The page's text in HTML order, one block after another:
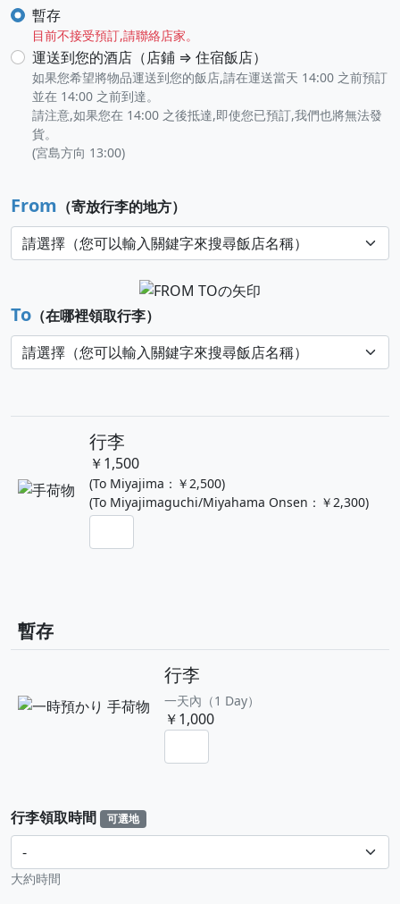
暫存
目前不接受預訂,請聯絡店家。
運送到您的酒店（店鋪 ⇒ 住宿飯店）
如果您希望將物品運送到您的飯店,請在運送當天 14:00 之前預訂
並在 14:00 之前到達。
請注意,如果您在 14:00 之後抵達,即使您已預訂,我們也將無法發
貨。
(宮島方向 13:00)
From （寄放行李的地方）
To （在哪裡領取行李）
行李
￥1,500
(To Miyajima：￥2,500)
(To Miyajimaguchi/Miyahama Onsen：￥2,300)
暫存
行李
一天內（1 Day）
￥1,000
行李領取時間 可選地
大約時間